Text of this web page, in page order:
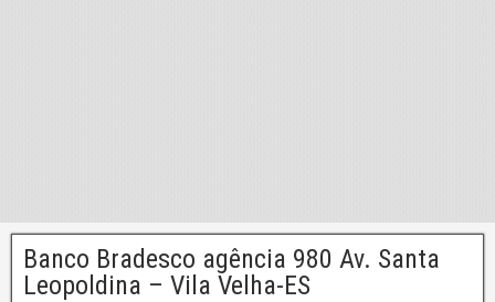
Banco Bradesco agência 980 Av. Santa
Leopoldina – Vila Velha-ES